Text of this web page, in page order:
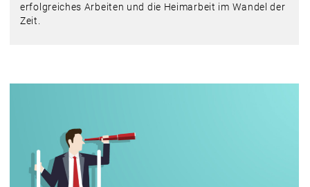
erfolgreiches Arbeiten und die Heimarbeit im Wandel der
Zeit.